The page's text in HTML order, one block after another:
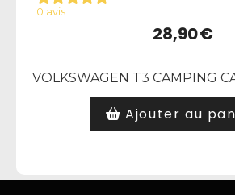
0 avis
28,90€
VOLKSWAGEN T3 CAMPING
Ajouter au